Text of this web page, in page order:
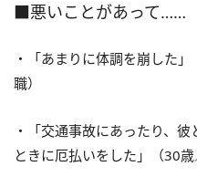
■悪いことがあって……
・「あまりに体調を崩した
職）
・「交通事故にあったり、
ときに厄払いをした」（30歳